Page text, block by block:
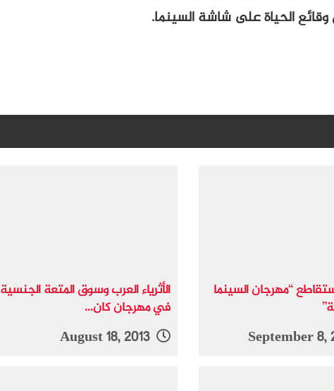
الحياة على شاشة السينما.
“مهرجان السينما
الأثرياء العرب وسوق المتعة الجنسية
في مهرجان كان...
August 18, 2013